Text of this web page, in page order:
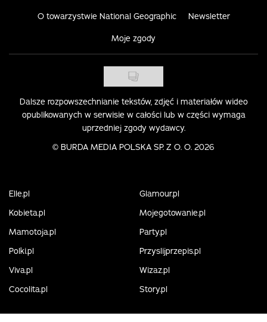
O towarzystwie National Geographic Newsletter
Moje zgody
Dalsze rozpowszechnianie tekstów, zdjęć i materiałów wideo
opublikowanych w serwisie w całości lub w części wymaga
uprzedniej zgody wydawcy.
© BURDA MEDIA POLSKA SP. Z O. O. 2026
Elle.pl
Glamour.pl
Kobieta.pl
Mojegotowanie.pl
Mamotoja.pl
Party.pl
Polki.pl
Przyslijprzepis.pl
Viva.pl
Wizaz.pl
Cocolita.pl
Story.pl